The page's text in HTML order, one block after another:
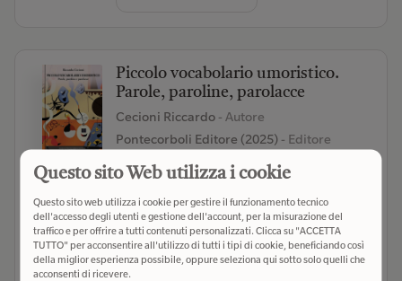
Piccolo vocabolario umoristico.
Parole, paroline, parolacce
Cecioni Riccardo - Autore
Pontecorboli Editore (2025)- Editore
(0)
€ 14,50 Verifica disponibilità
Seleziona libreria
Questo sito Web utilizza i cookie
Questo sito web utilizza i cookie per gestire il funzionamento tecnico
dell'accesso degli utenti e gestione dell'account, per la misurazione del
traffico e per offrire a tutti contenuti personalizzati. Clicca su "ACCETTA
TUTTO" per acconsentire all'utilizzo di tutti i tipi di cookie, beneficiando così
della miglior esperienza possibile, oppure seleziona qui sotto solo quelli che
acconsenti di ricevere.